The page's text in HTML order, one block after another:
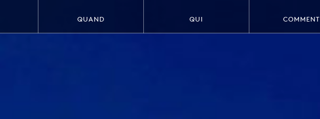
QUAND QUI COMMENT